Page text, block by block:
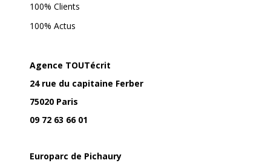
100% Clients
100% Actus
Agence TOUTécrit
24 rue du capitaine Ferber
75020 Paris
09 72 63 66 01
Europarc de Pichaury